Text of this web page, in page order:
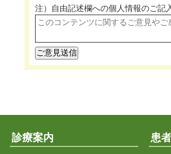
注）自由記述欄への個人情報のご記
診療案内 患